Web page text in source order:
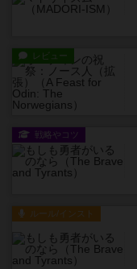
レビュー
戦略やコツ
ルール/インスト